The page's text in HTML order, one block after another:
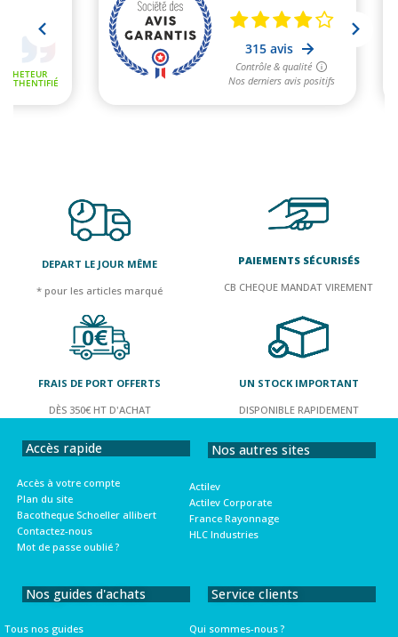
DEPART LE JOUR MÊME
* pour les articles marqué
PAIEMENTS SÉCURISÉS
CB CHEQUE MANDAT VIREMENT
FRAIS DE PORT OFFERTS
DÈS 350€ HT D'ACHAT
UN STOCK IMPORTANT
DISPONIBLE RAPIDEMENT
Accès rapide
Accès à votre compte
Plan du site
Bacotheque Schoeller allibert
Contactez-nous
Mot de passe oublié ?
Nos autres sites
Actilev
Actilev Corporate
France Rayonnage
HLC Industries
Nos guides d'achats
Tous nos guides
Service clients
Qui sommes-nous ?